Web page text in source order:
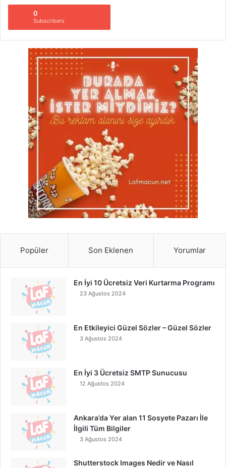
0
Subscribers
Popüler Son Eklenen Yorumlar
En İyi 10 Ücretsiz Veri Kurtarma Programı
23 Ağustos 2024
En Etkileyici Güzel Sözler – Güzel Sözler
3 Ağustos 2024
En İyi 3 Ücretsiz SMTP Sunucusu
12 Ağustos 2024
Ankara’da Yer alan 11 Sosyete Pazarı İle
İlgili Tüm Bilgiler
3 Ağustos 2024
Shutterstock Images Nedir ve Nasıl